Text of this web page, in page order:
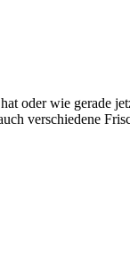
oder wie gerade
verschiedene